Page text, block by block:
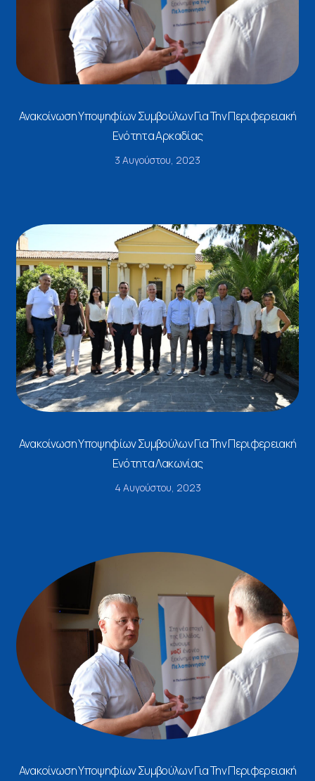
Ανακοίνωση Υποψηφίων Συμβούλων Για Την Περιφερειακή
Ενότητα Αρκαδίας
3 Αυγούστου, 2023
Ανακοίνωση Υποψηφίων Συμβούλων Για Την Περιφερειακή
Ενότητα Λακωνίας
4 Αυγούστου, 2023
Ανακοίνωση Υποψηφίων Συμβούλων Για Την Περιφερειακή